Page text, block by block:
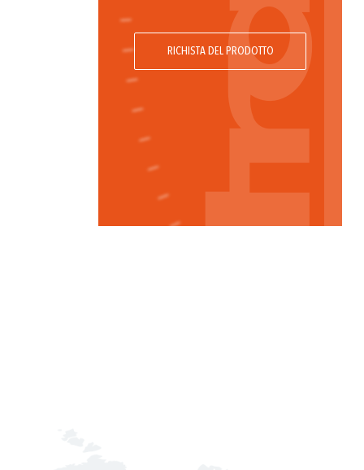
RICHISTA DEL PRODOTTO